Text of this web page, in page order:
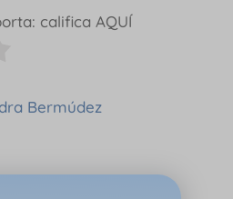
califica AQUÍ
Bermúdez